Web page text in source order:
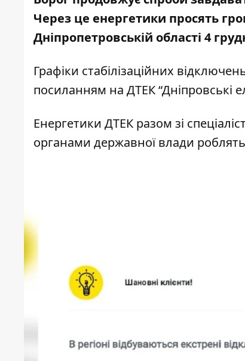
Через це енергетики просять
Дніпропетровській області 4
Графіки стабілізаційних
посиланням на ДТЕК “Дніпровські
Енергетики ДТЕК разом зі
органами державної влади роблять